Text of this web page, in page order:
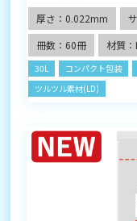
厚さ：0.022mm
冊数：60冊
材質：
30L コンパクト包装
ツルツル素材(LD)